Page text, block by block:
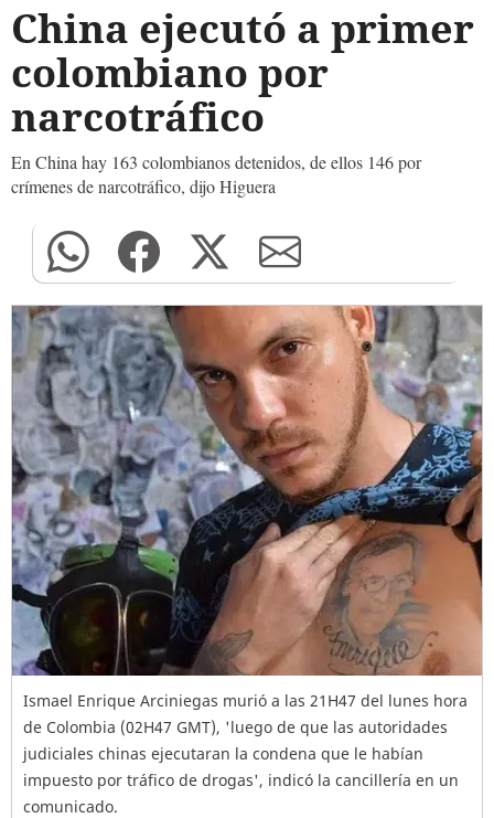
China ejecutó a primer
colombiano por
narcotráfico
En China hay 163 colombianos detenidos, de ellos 146 por
crímenes de narcotráfico, dijo Higuera
Ismael Enrique Arciniegas murió a las 21H47 del lunes hora
de Colombia (02H47 GMT), 'luego de que las autoridades
judiciales chinas ejecutaran la condena que le habían
impuesto por tráfico de drogas', indicó la cancillería en un
comunicado.